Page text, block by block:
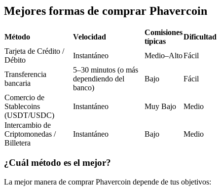
Futuros que utilizan USDC como garantía
Copiar Trading
Únete a los mejores traders
Mejores formas de comprar Phavercoin
Método Velocidad
Comisiones
típicas
Dificultad
Tarjeta de Crédito /
Débito
Instantáneo Medio–AltoFácil
Transferencia
bancaria
5–30 minutos (o más
dependiendo del
banco)
Bajo Fácil
Comercio de
Stablecoins
(USDT/USDC)
Instantáneo Muy Bajo Medio
Intercambio de
Criptomonedas /
Billetera
Instantáneo Bajo Medio
¿Cuál método es el mejor?
La mejor manera de comprar Phavercoin depende de tus objetivos: